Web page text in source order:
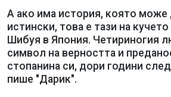
А ако има история, която може
истински, това е тази на
Шибуя в Япония. Четириногия
символ на верността и
стопанина си, дори години
пише "Дарик".